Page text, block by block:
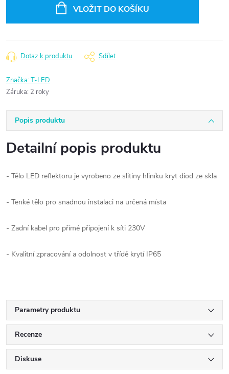
VLOŽIT DO KOŠÍKU
Dotaz k produktu Sdílet
Značka:T-LED
Záruka: 2 roky
Popis produktu
Detailní popis produktu
- Tělo LED reflektoru je vyrobeno ze slitiny hliníku kryt diod ze skla
- Tenké tělo pro snadnou instalaci na určená místa
- Zadní kabel pro přímé připojení k síti 230V
- Kvalitní zpracování a odolnost v třídě krytí IP65
Parametry produktu
Recenze
Diskuse